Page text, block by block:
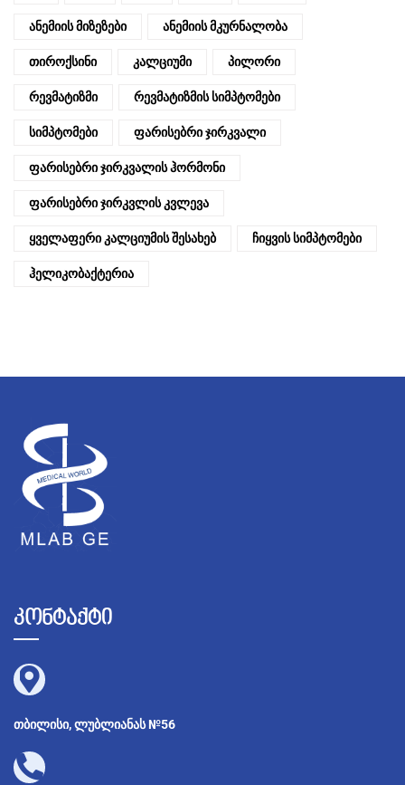
Ანემიის Მიზეზები Ანემიის Მკურნალობა
Თიროქსინი Კალციუმი Პილორი
Რევმატიზმი Რევმატიზმის Სიმპტომები
Სიმპტომები Ფარისებრი Ჯირკვალი
Ფარისებრი Ჯირკვალის Ჰორმონი
Ფარისებრი Ჯირკვლის Კვლევა
Ყველაფერი Კალციუმის Შესახებ Ჩიყვის Სიმპტომები
Ჰელიკობაქტერია
კონტაქტი
თბილისი, ლუბლიანას №56